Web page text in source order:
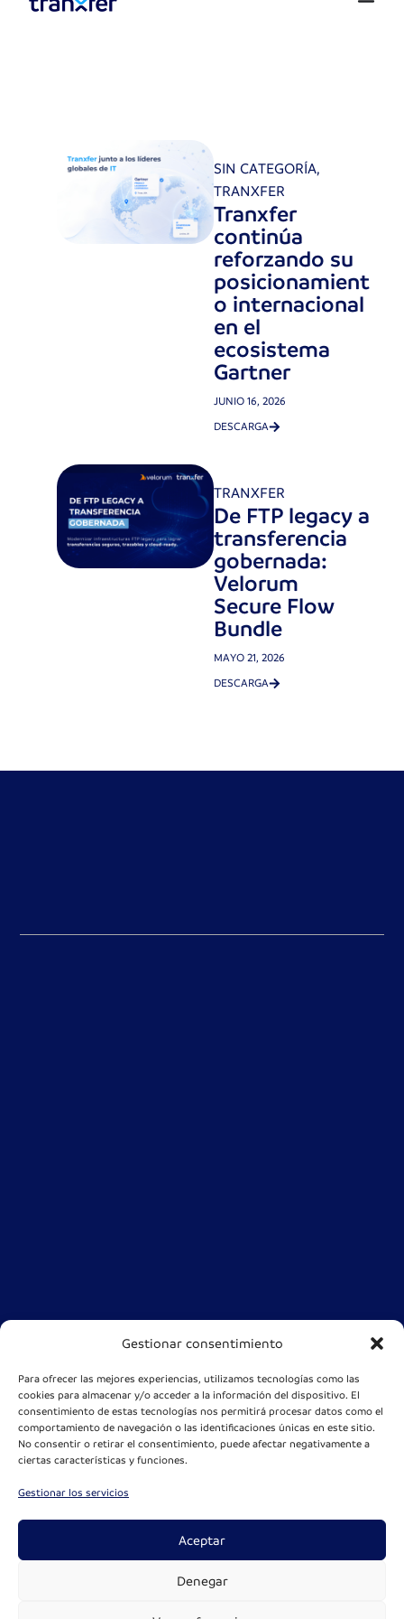
Gestionar consentimiento
Para ofrecer las mejores experiencias, utilizamos tecnologías como las
cookies para almacenar y/o acceder a la información del dispositivo. El
consentimiento de estas tecnologías nos permitirá procesar datos como el
comportamiento de navegación o las identificaciones únicas en este sitio.
No consentir o retirar el consentimiento, puede afectar negativamente a
ciertas características y funciones.
Gestionar los servicios
Aceptar
Denegar
SIN CATEGORÍA,
TRANXFER
Tranxfer
continúa
reforzando su
posicionamient
o internacional
en el
ecosistema
Gartner
JUNIO 16, 2026
DESCARGA
TRANXFER
De FTP legacy a
transferencia
gobernada:
Velorum
Secure Flow
Bundle
MAYO 21, 2026
DESCARGA